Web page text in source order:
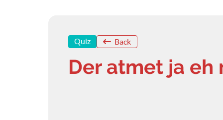
Quiz Back
Der atmet ja eh